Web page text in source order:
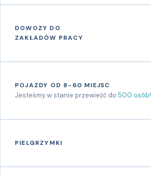
DOWOZY DO
ZAKŁADÓW PRACY
POJAZDY OD 8-60 MIEJSC
Jesteśmy w stanie przewieźć do 500 osób!
PIELGRZYMKI